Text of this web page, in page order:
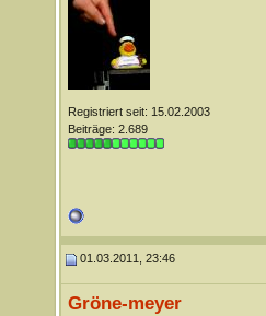
Registriert seit: 15.02.2003
Beiträge: 2.689
01.03.2011, 23:46
Gröne-meyer